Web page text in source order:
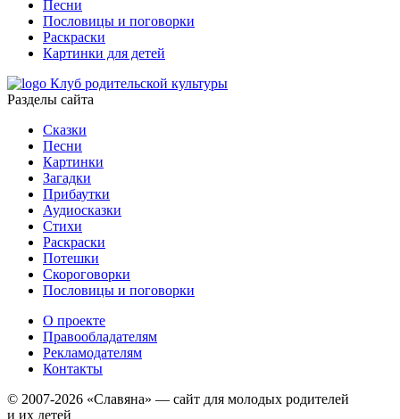
Песни
Пословицы и поговорки
Раскраски
Картинки для детей
Клуб родительской культуры
Разделы сайта
Сказки
Песни
Картинки
Загадки
Прибаутки
Аудиосказки
Стихи
Раскраски
Потешки
Скороговорки
Пословицы и поговорки
О проекте
Правообладателям
Рекламодателям
Контакты
© 2007-2026 «Славяна» — сайт для молодых родителей
и их детей